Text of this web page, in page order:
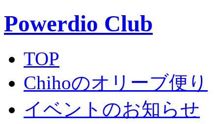
Powerdio Club
TOP
Chihoのオリーブ便り
イベントのお知らせ